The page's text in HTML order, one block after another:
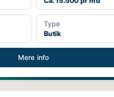
Type
Butik
Mere info